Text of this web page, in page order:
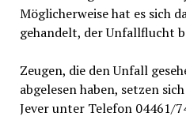
Möglicherweise hat es sich
gehandelt, der Unfallflucht
Zeugen, die den Unfall
abgelesen haben, setzen
Jever unter Telefon 04461/